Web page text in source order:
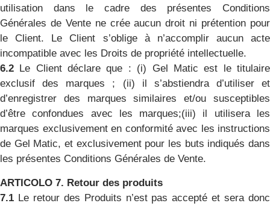
utilisation dans le cadre des présentes Conditions
Générales de Vente ne crée aucun droit ni prétention pour
le Client. Le Client s’oblige à n’accomplir aucun acte
incompatible avec les Droits de propriété intellectuelle.
6.2
Le Client déclare que : (i) Gel Matic est le titulaire
exclusif des marques ; (ii) il s’abstiendra d’utiliser et
d’enregistrer des marques similaires et/ou susceptibles
d’être confondues avec les marques;(iii) il utilisera les
marques exclusivement en conformité avec les instructions
de Gel Matic, et exclusivement pour les buts indiqués dans
les présentes Conditions Générales de Vente.
ARTICOLO 7. Retour des produits
7.1 Le retour des Produits n’est pas accepté et sera donc